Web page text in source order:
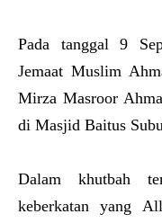
Pada tanggal 9
Jemaat Muslim
Mirza Masroor
di Masjid Baitus
Dalam khutbah
keberkatan yang